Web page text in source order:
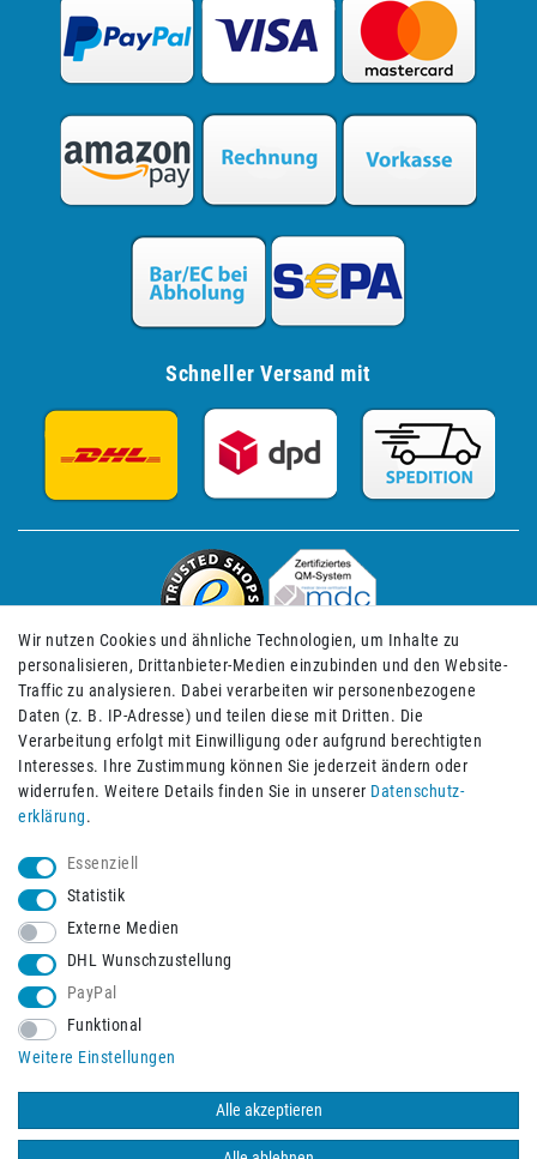
Schneller Versand mit
Impressum Daten­schutz­erklärung AGB
© 2026 Burbach+Goetz Deutsche Sanitätshaus GmbH
vorbehalten. Alle Preise verstehen sich inklusive der Mehrwertsteuer,
Wir nutzen Cookies und ähnliche Technologien, um Inhalte zu
personalisieren, Drittanbieter-Medien einzubinden und den Website-
Traffic zu analysieren. Dabei verarbeiten wir personenbezogene
Daten (z. B. IP-Adresse) und teilen diese mit Dritten. Die
Verarbeitung erfolgt mit Einwilligung oder aufgrund berechtigten
Interesses. Ihre Zustimmung können Sie jederzeit ändern oder
widerrufen. Weitere Details finden Sie in unserer Daten­schutz­
erklärung.
Essenziell
Statistik
Externe Medien
DHL Wunschzustellung
PayPal
Funktional
Weitere Einstellungen
Alle akzeptieren